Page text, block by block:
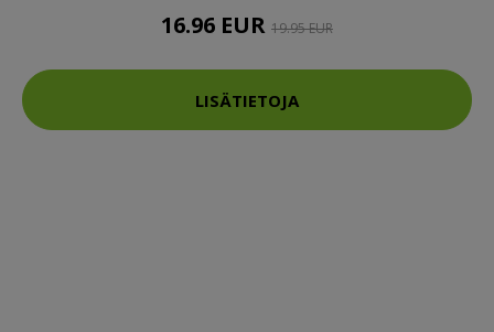
16.96 EUR 19.95 EUR
LISÄTIETOJA